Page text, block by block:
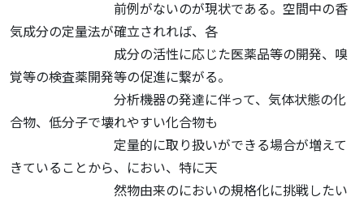
前例がないのが現状である。空間中の香
気成分の定量法が確立されれば、各
成分の活性に応じた医薬品等の開発、嗅
覚等の検査薬開発等の促進に繋がる。
分析機器の発達に伴って、気体状態の化
合物、低分子で壊れやすい化合物も
定量的に取り扱いができる場合が増えて
きていることから、におい、特に天
然物由来のにおいの規格化に挑戦したい